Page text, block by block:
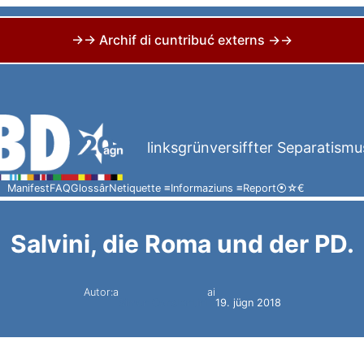
→→ Archif di cuntribuć externs →→
linksgrünversiffter
ManifestFAQGlossârNetiquette ≡Informaziuns ≡Report⦿☆€
Salvini, die Roma und der PD.
Autor:a
ai
19. jügn 2018